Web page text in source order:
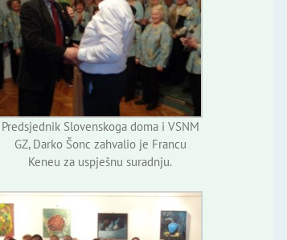
Predsjednik Slovenskoga doma i VSNM
GZ, Darko Šonc zahvalio je Francu
Keneu za uspješnu suradnju.